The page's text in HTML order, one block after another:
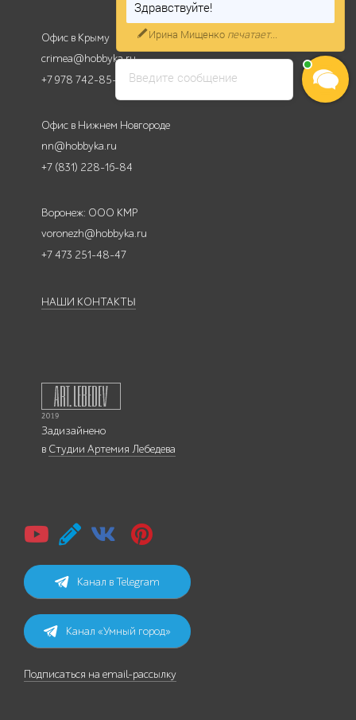
Офис в Крыму
crimea@hobbyka.ru
+7 978 742-85-95
Офис в Нижнем Новгороде
nn@hobbyka.ru
+7 (831) 228-16-84
Воронеж: ООО КМР
voronezh@hobbyka.ru
+7 473 251-48-47
НАШИ КОНТАКТЫ
Задизайнено
в Студии Артемия Лебедева
Канал в Telegram
Канал «Умный город»
Подписаться на email-рассылку
Введите сообщение
Готовы оперативно Вас
проконсультировать